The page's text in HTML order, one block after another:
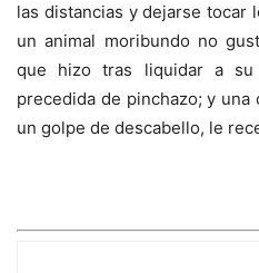
las distancias y dejarse tocar
un animal moribundo no
que hizo tras liquidar a su
precedida de pinchazo; y
un golpe de descabello, le